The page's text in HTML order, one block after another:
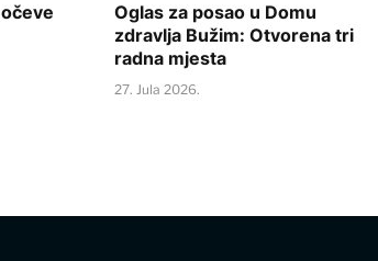
Oglas za posao u Domu
zdravlja Bužim: Otvorena tri
radna mjesta
27. Jula 2026.